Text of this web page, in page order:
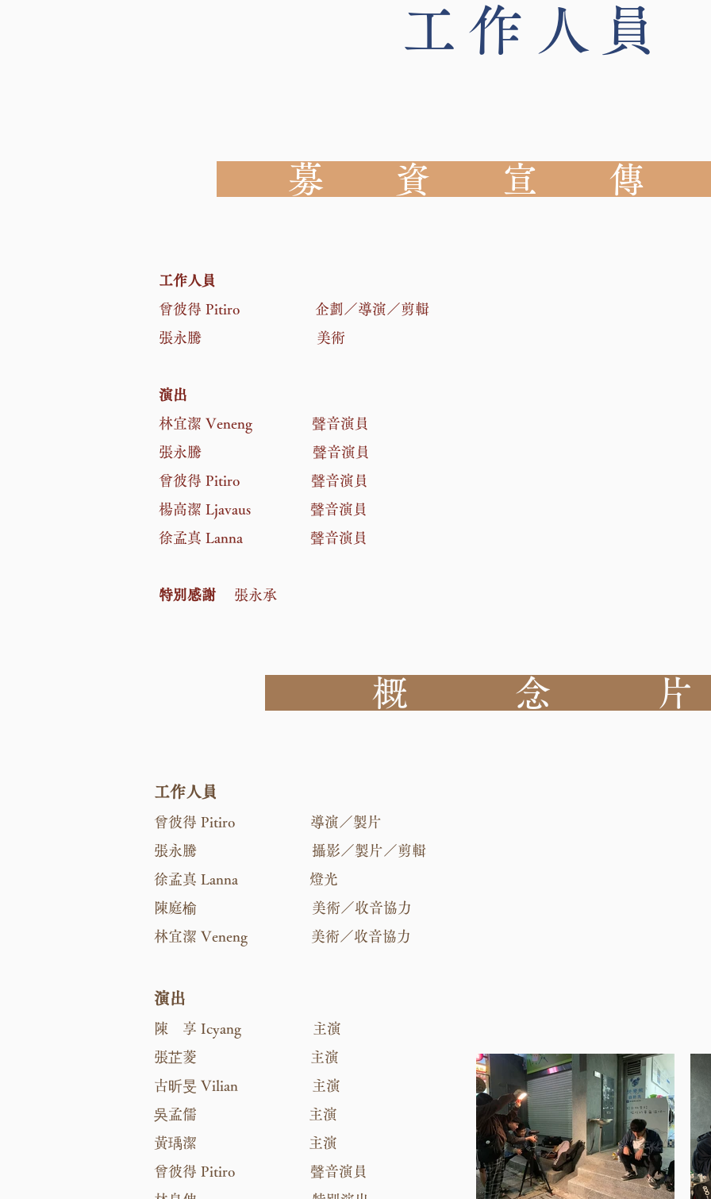
工作人員
募 資 宣 傳
工作人員
曾彼得 Pitiro 企劃／導演／剪輯
張永騰 美術
演出
林宜潔 Veneng 聲音演員
張永騰 聲音演員
曾彼得 Pitiro 聲音演員
楊高潔 Ljavaus 聲音演員
徐孟真 Lanna 聲音演員
特別感謝 張永承
概 念
工作人員
曾彼得 Pitiro 導演／製片
張永騰 攝影／製片／剪輯
徐孟真 Lanna 燈光
陳庭榆 美術／收音協力
林宜潔 Veneng 美術／收音協力
演出
陳 享 Icyang 主演
張芷菱 主演
古昕旻 Vilian 主演
吳孟儒 主演
黃瑀潔 主演
曾彼得 Pitiro 聲音演員